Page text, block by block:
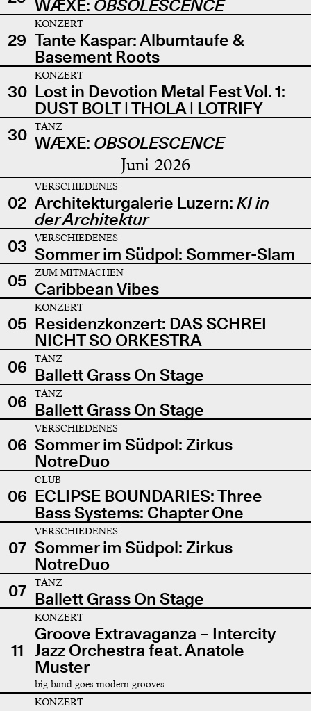
WÆXE: OBSOLESCENCE
29
KONZERT
Tante Kaspar: Albumtaufe &
Basement Roots
30
KONZERT
Lost in Devotion Metal Fest Vol. 1:
DUST BOLT | THOLA | LOTRIFY
30
TANZ
WÆXE: OBSOLESCENCE
Juni 2026
02
VERSCHIEDENES
Architekturgalerie Luzern: KI in
der Architektur
03
VERSCHIEDENES
Sommer im Südpol: Sommer-Slam
05
ZUM MITMACHEN
Caribbean Vibes
05
KONZERT
Residenzkonzert: DAS SCHREI
NICHT SO ORKESTRA
06
TANZ
Ballett Grass On Stage
06
TANZ
Ballett Grass On Stage
06
VERSCHIEDENES
Sommer im Südpol: Zirkus
NotreDuo
06
CLUB
ECLIPSE BOUNDARIES: Three
Bass Systems: Chapter One
07
VERSCHIEDENES
Sommer im Südpol: Zirkus
NotreDuo
07
TANZ
Ballett Grass On Stage
11
KONZERT
Groove Extravaganza – Intercity
Jazz Orchestra feat. Anatole
Muster
big band goes modern grooves
KONZERT